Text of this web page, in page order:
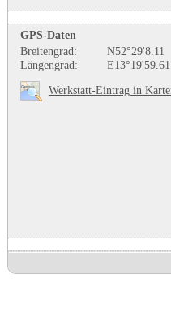
GPS-Daten
Breitengrad:
N52°29'8.11
Längengrad:
E13°19'59.61
Werkstatt-Eintrag in